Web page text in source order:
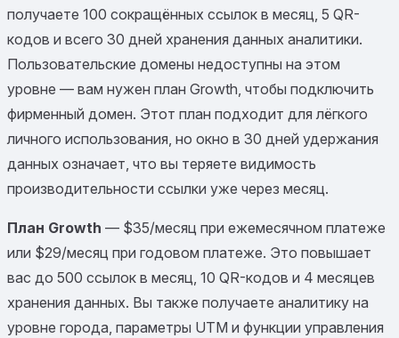
получаете 100 сокращённых ссылок в месяц, 5 QR-
кодов и всего 30 дней хранения данных аналитики.
Пользовательские домены недоступны на этом
уровне — вам нужен план Growth, чтобы подключить
фирменный домен. Этот план подходит для лёгкого
личного использования, но окно в 30 дней удержания
данных означает, что вы теряете видимость
производительности ссылки уже через месяц.
План Growth — $35/месяц при ежемесячном платеже
или $29/месяц при годовом платеже. Это повышает
вас до 500 ссылок в месяц, 10 QR-кодов и 4 месяцев
хранения данных. Вы также получаете аналитику на
уровне города, параметры UTM и функции управления